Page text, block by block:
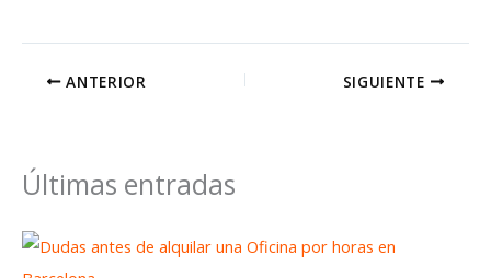
ANTERIOR SIGUIENTE
Últimas entradas